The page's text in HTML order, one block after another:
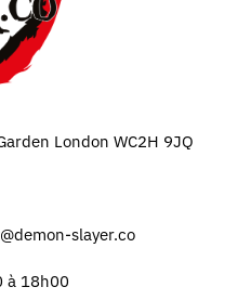
London WC2H 9JQ
slayer.co
à 18h00